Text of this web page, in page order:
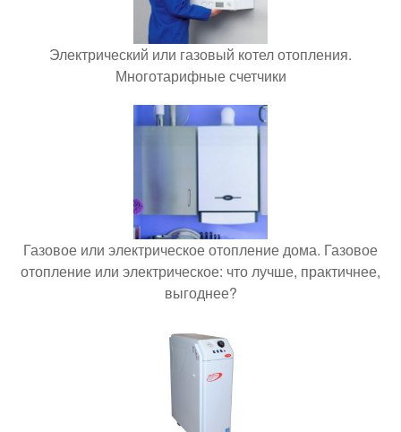
Электрический или газовый котел отопления.
Многотарифные счетчики
Газовое или электрическое отопление дома. Газовое
отопление или электрическое: что лучше, практичнее,
выгоднее?